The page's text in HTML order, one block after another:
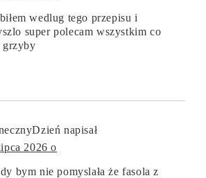
wedlug tego przepisu i
super polecam wszystkim co
grzyby
napisał
2026 o
bym nie pomyslała że fasola z